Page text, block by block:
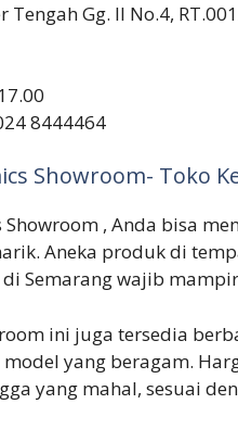
Tengah Gg. II No.4,
8444464
Showroom- Toko
Showroom , Anda bisa
Aneka produk di
Semarang wajib
ini juga tersedia
yang beragam.
yang mahal, sesuai